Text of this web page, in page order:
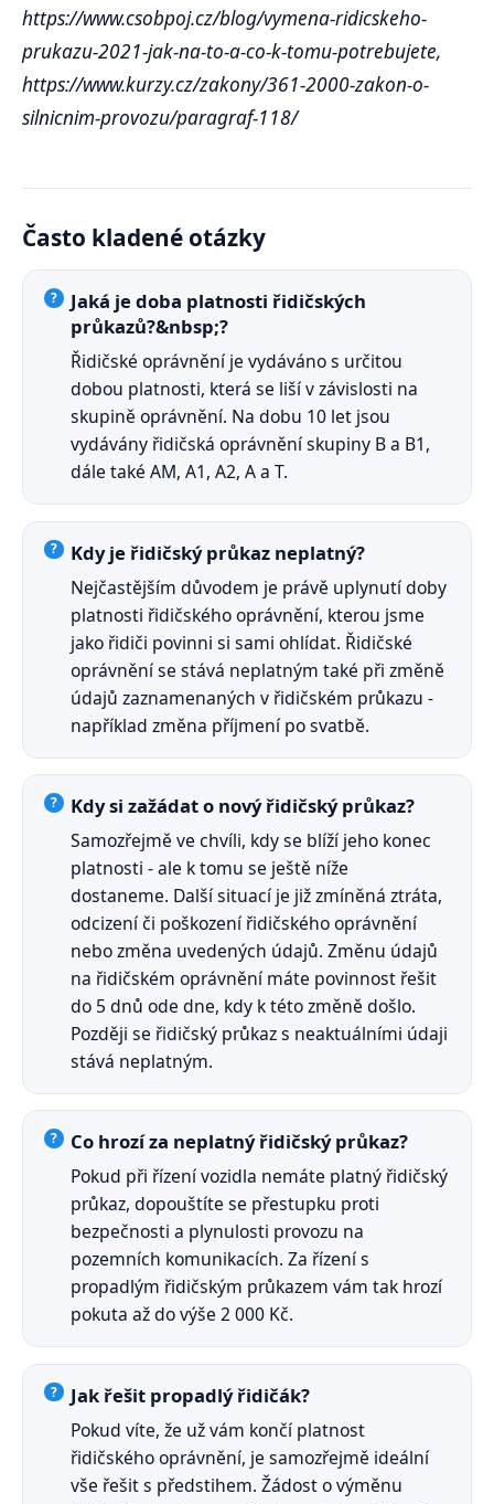
https://www.csobpoj.cz/blog/vymena-ridicskeho-
prukazu-2021-jak-na-to-a-co-k-tomu-potrebujete,
https://www.kurzy.cz/zakony/361-2000-zakon-o-
silnicnim-provozu/paragraf-118/
Často kladené otázky
Jaká je doba platnosti řidičských
průkazů?&nbsp;?
Řidičské oprávnění je vydáváno s určitou
dobou platnosti, která se liší v závislosti na
skupině oprávnění. Na dobu 10 let jsou
vydávány řidičská oprávnění skupiny B a B1,
dále také AM, A1, A2, A a T.
Kdy je řidičský průkaz neplatný?
Nejčastějším důvodem je právě uplynutí doby
platnosti řidičského oprávnění, kterou jsme
jako řidiči povinni si sami ohlídat. Řidičské
oprávnění se stává neplatným také při změně
údajů zaznamenaných v řidičském průkazu -
například změna příjmení po svatbě.
Kdy si zažádat o nový řidičský průkaz?
Samozřejmě ve chvíli, kdy se blíží jeho konec
platnosti - ale k tomu se ještě níže
dostaneme. Další situací je již zmíněná ztráta,
odcizení či poškození řidičského oprávnění
nebo změna uvedených údajů. Změnu údajů
na řidičském oprávnění máte povinnost řešit
do 5 dnů ode dne, kdy k této změně došlo.
Později se řidičský průkaz s neaktuálními údaji
stává neplatným.
Co hrozí za neplatný řidičský průkaz?
Pokud při řízení vozidla nemáte platný řidičský
průkaz, dopouštíte se přestupku proti
bezpečnosti a plynulosti provozu na
pozemních komunikacích. Za řízení s
propadlým řidičským průkazem vám tak hrozí
pokuta až do výše 2 000 Kč.
Jak řešit propadlý řidičák?
Pokud víte, že už vám končí platnost
řidičského oprávnění, je samozřejmě ideální
vše řešit s předstihem. Žádost o výměnu